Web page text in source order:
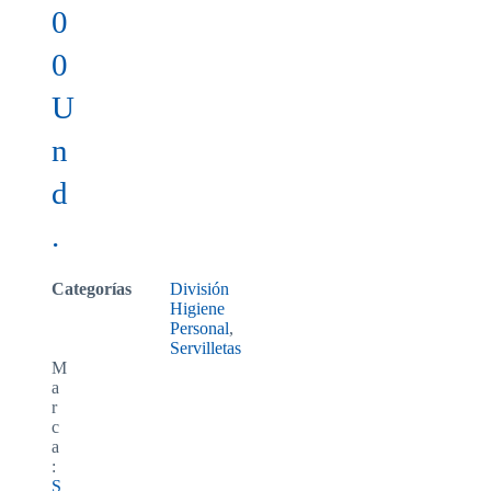
0
0
U
n
d
.
Categorías
División
Higiene
Personal,
Servilletas
M
a
r
c
a
:
S